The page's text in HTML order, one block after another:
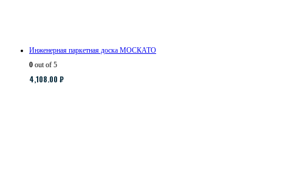
Инженерная паркетная доска МОСКАТО
0 out of 5
4,108.00 ₽